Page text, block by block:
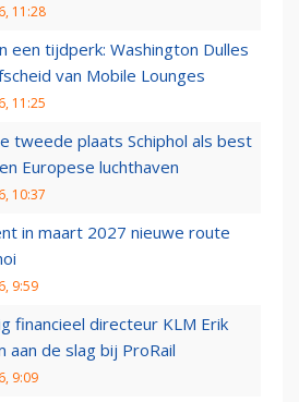
11:28
een tijdperk: Washington Dulles
van Mobile Lounges
11:25
tweede plaats Schiphol als best
Europese luchthaven
10:37
in maart 2027 nieuwe route
9:59
financieel directeur KLM Erik
aan de slag bij ProRail
9:09